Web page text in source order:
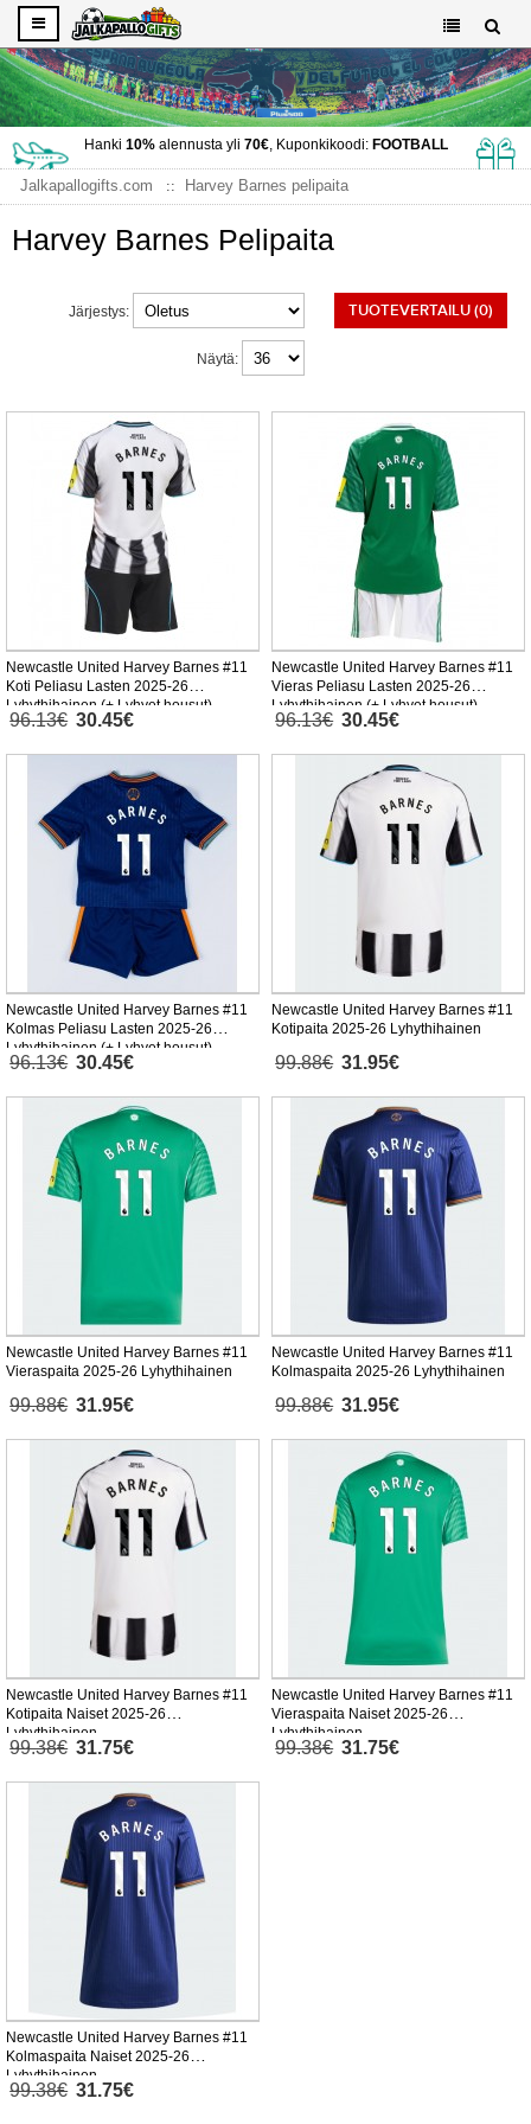
Hanki 10%alennusta yli 70€, Kuponkikoodi: FOOTBALL
Jalkapallogifts.com Harvey Barnes pelipaita
Harvey Barnes Pelipaita
TUOTEVERTAILU (0)
Järjestys:
Näytä:
Newcastle United Harvey Barnes #11
Koti Peliasu Lasten 2025-26
Lyhythihainen (+ Lyhyet housut)
96.13€ 30.45€
Newcastle United Harvey Barnes #11
Vieras Peliasu Lasten 2025-26
Lyhythihainen (+ Lyhyet housut)
96.13€ 30.45€
Newcastle United Harvey Barnes #11
Kolmas Peliasu Lasten 2025-26
Lyhythihainen (+ Lyhyet housut)
96.13€ 30.45€
Newcastle United Harvey Barnes #11
Kotipaita 2025-26 Lyhythihainen
99.88€ 31.95€
Newcastle United Harvey Barnes #11
Vieraspaita 2025-26 Lyhythihainen
99.88€ 31.95€
Newcastle United Harvey Barnes #11
Kolmaspaita 2025-26 Lyhythihainen
99.88€ 31.95€
Newcastle United Harvey Barnes #11
Kotipaita Naiset 2025-26
Lyhythihainen
99.38€ 31.75€
Newcastle United Harvey Barnes #11
Vieraspaita Naiset 2025-26
Lyhythihainen
99.38€ 31.75€
Newcastle United Harvey Barnes #11
Kolmaspaita Naiset 2025-26
Lyhythihainen
99.38€ 31.75€